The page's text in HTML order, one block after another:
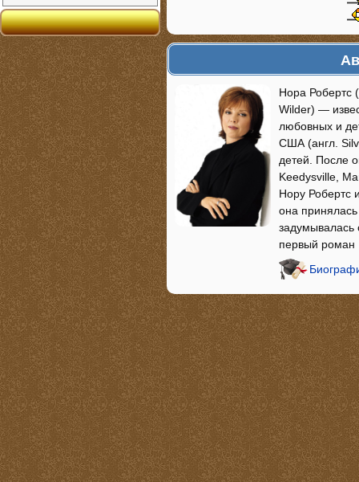
Нора Робертс
Wilder) —
любовных и
США (англ.
детей. После
Keedysville,
Нору Робертс
она
задумывалась
первый